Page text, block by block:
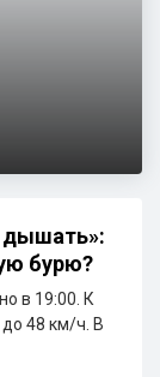
бурю?
в 19:00. К
до 48 км/ч. В